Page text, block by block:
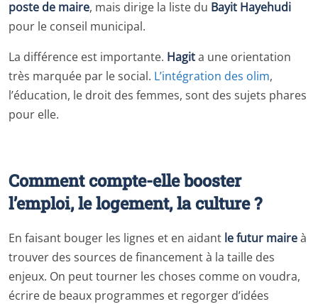
poste de maire, mais dirige la liste du Bayit Hayehudi
pour le conseil municipal.
La différence est importante. Hagita une orientation
très marquée par le social. L’intégration des olim,
l’éducation, le droit des femmes, sont des sujets phares
pour elle.
Comment compte-elle booster
l’emploi, le logement, la culture ?
En faisant bouger les lignes et en aidant le futur maireà
trouver des sources de financement à la taille des
enjeux. On peut tourner les choses comme on voudra,
écrire de beaux programmes et regorger d’idées